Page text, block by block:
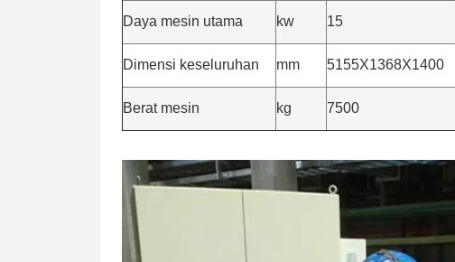
Daya mesin utama kw 15
Dimensi keseluruhan mm 5155X1368X1400
Berat mesin kg 7500